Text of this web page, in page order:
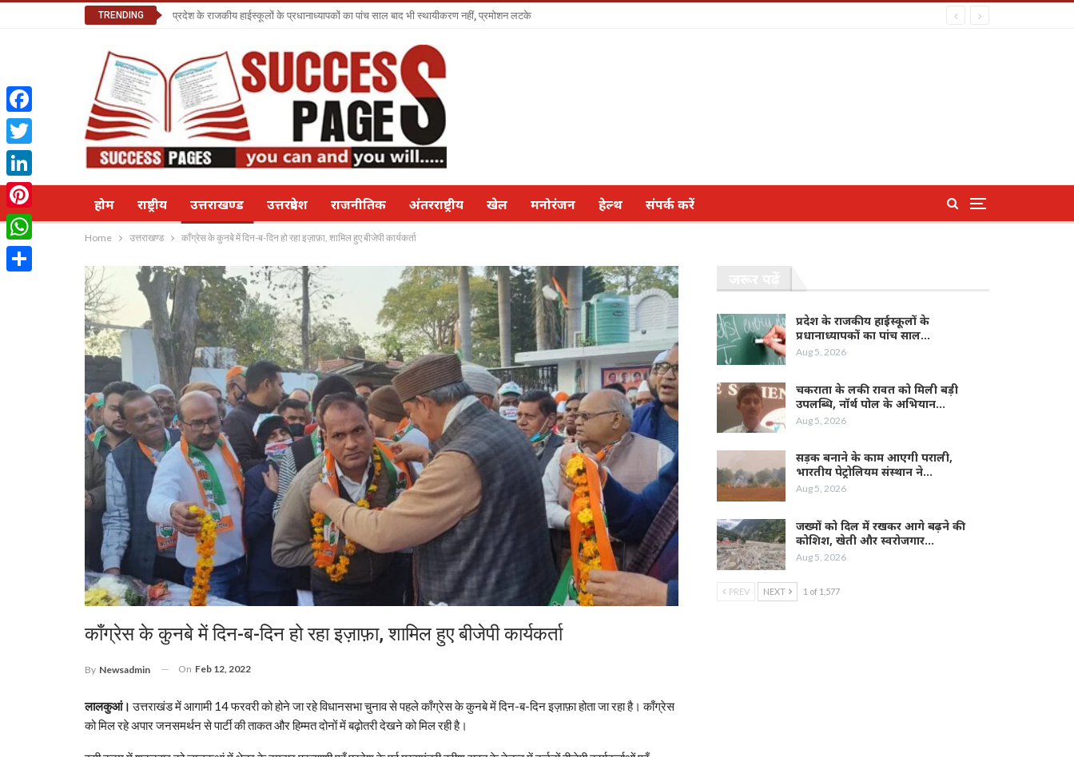
TRENDING प्रदेश के राजकीय हाईस्कूलों के प्रधानाध्यापकों का पांच साल बाद भी स्थायीकरण नहीं, प्रमोशन लटके
होम राष्ट्रीय उत्तराखण्ड उत्तरप्रदेश राजनीतिक अंतरराष्ट्रीय खेल मनोरंजन हेल्थ संपर्क करें
Home उत्तराखण्ड काँग्रेस के कुनबे में दिन-ब-दिन हो रहा इज़ाफ़ा, शामिल हुए बीजेपी कार्यकर्ता
काँग्रेस के कुनबे में दिन-ब-दिन हो रहा इज़ाफ़ा, शामिल हुए बीजेपी कार्यकर्ता
By Newsadmin On Feb 12, 2022
लालकुआं। उत्तराखंड में आगामी 14 फरवरी को होने जा रहे विधानसभा चुनाव से पहले काँग्रेस के कुनबे में दिन-ब-दिन इज़ाफ़ा होता जा रहा है। काँग्रेस
को मिल रहे अपार जनसमर्थन से पार्टी की ताकत और हिम्मत दोनों में बढ़ोतरी देखने को मिल रही है।
प्रदेश के राजकीय हाईस्कूलों के
प्रधानाध्यापकों का पांच साल…
Aug 5, 2026
चकराता के लकी रावत को मिली बड़ी
उपलब्धि, नॉर्थ पोल के अभियान…
Aug 5, 2026
सड़क बनाने के काम आएगी पराली,
भारतीय पेट्रोलियम संस्थान ने…
Aug 5, 2026
जख्मों को दिल में रखकर आगे बढ़ने की
कोशिश, खेती और स्वरोजगार…
Aug 5, 2026
PREV NEXT 1 of 1,577
Facebook
Twitter
LinkedIn
Pinterest
WhatsApp